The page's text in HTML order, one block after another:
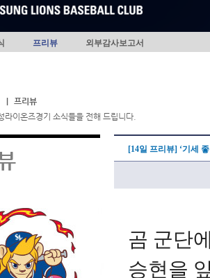
프리뷰 외부감사보고서
프리뷰
라이온즈경기 소식들을 전해 드립니다.
[14일 프리뷰] ‘기세
곰 군단
승현을